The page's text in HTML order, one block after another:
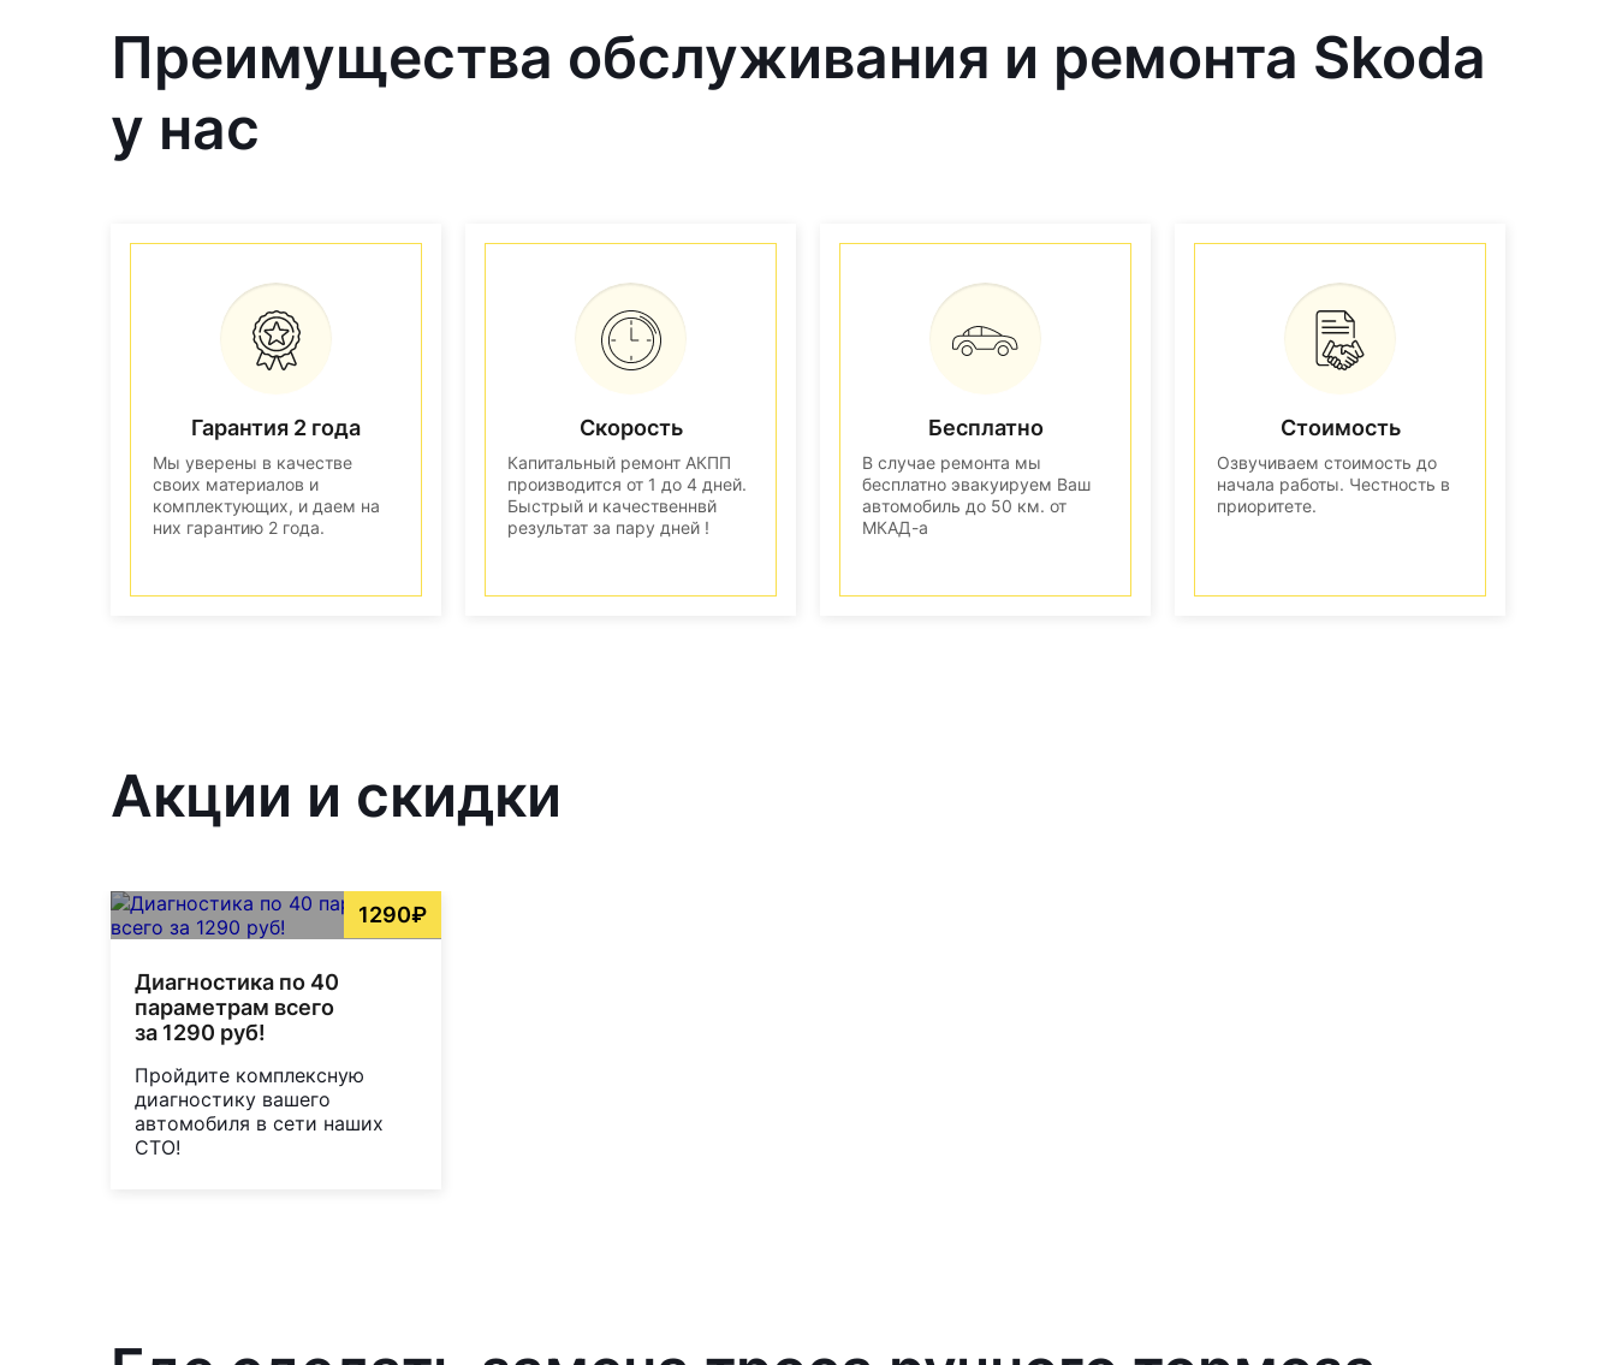
Преимущества обслуживания и ремонта Skoda
у нас
Гарантия 2 года
Мы уверены в качестве
своих материалов и
комплектующих, и даем на
них гарантию 2 года.
Скорость
Капитальный ремонт АКПП
производится от 1 до 4 дней.
Быстрый и качественнвй
результат за пару дней !
Бесплатно
В случае ремонта мы
бесплатно эвакуируем Ваш
автомобиль до 50 км. от
МКАД-а
Стоимость
Озвучиваем стоимость до
начала работы. Честность в
приоритете.
Акции и скидки
1290₽
Диагностика по 40
параметрам всего
за 1290 руб!
Пройдите комплексную
диагностику вашего
автомобиля в сети наших
СТО!